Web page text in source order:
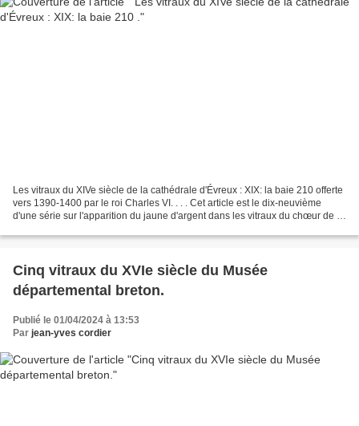
Les vitraux du XIVe siècle de la cathédrale d'Évreux : XIX: la baie 210 offerte
vers 1390-1400 par le roi Charles VI. . . . Cet article est le dix-neuvième
d'une série sur l'apparition du jaune d'argent dans les vitraux du chœur de la
Cinq vitraux du XVIe siècle du Musée
départemental breton.
Publié le 01/04/2024 à 13:53
Par jean-yves cordier